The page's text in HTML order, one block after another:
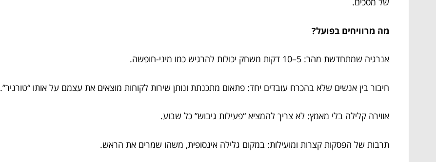
מה מרוויחים בפועל?
אנרגיה שמתחדשת מהר: 5–10 דקות משחק יכולות להרגיש כמו מיני-חופשה.
חיבור בין אנשים שלא בהכרח עובדים יחד: פתאום מתכנתת ונותן שירות לקוחות מוצאים את עצמם על אותו “טורניר”.
אווירה קלילה בלי מאמץ: לא צריך להמציא “פעילות גיבוש” כל שבוע.
תרבות של הפסקות קצרות ומועילות: במקום גלילה אינסופית, משהו שמרים את הראש.